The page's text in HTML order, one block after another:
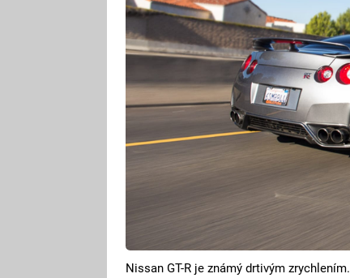
Nissan GT-R je známý drtivým zrychlením.